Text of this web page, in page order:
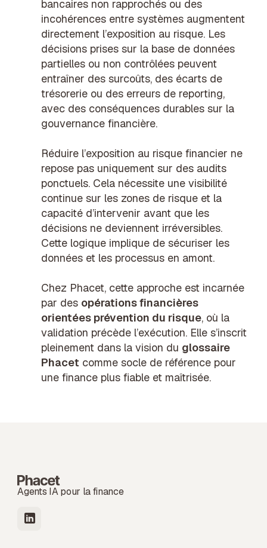
bancaires non rapprochés ou des
incohérences entre systèmes augmentent
directement l’exposition au risque. Les
décisions prises sur la base de données
partielles ou non contrôlées peuvent
entraîner des surcoûts, des écarts de
trésorerie ou des erreurs de reporting,
avec des conséquences durables sur la
gouvernance financière.
Réduire l’exposition au risque financier ne
repose pas uniquement sur des audits
ponctuels. Cela nécessite une visibilité
continue sur les zones de risque et la
capacité d’intervenir avant que les
décisions ne deviennent irréversibles.
Cette logique implique de sécuriser les
données et les processus en amont.
Chez Phacet, cette approche est incarnée
par des opérations financières
orientées prévention du risque, où la
validation précède l’exécution. Elle s’inscrit
pleinement dans la vision du glossaire
Phacet comme socle de référence pour
une finance plus fiable et maîtrisée.
Agents IA pour la finance